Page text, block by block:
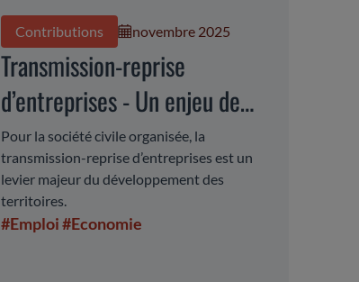
Contributions novembre 2025
Transmission-reprise
d’entreprises - Un enjeu de
dynamisation économique et
sociale du territoire régional
Pour la société civile organisée, la
transmission-reprise d’entreprises est un
levier majeur du développement des
territoires.
#Emploi#Economie